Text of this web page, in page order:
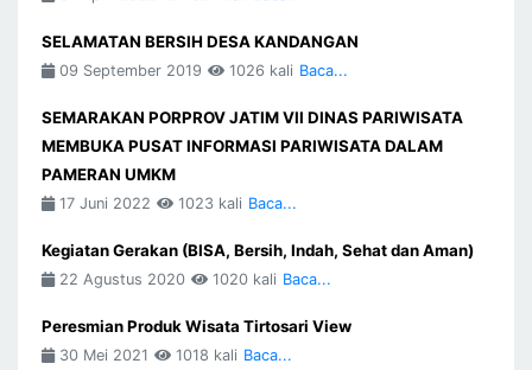
SELAMATAN BERSIH DESA KANDANGAN
09 September 2019 1026 kali Baca...
SEMARAKAN PORPROV JATIM VII DINAS PARIWISATA
MEMBUKA PUSAT INFORMASI PARIWISATA DALAM
PAMERAN UMKM
17 Juni 2022 1023 kali Baca...
Kegiatan Gerakan (BISA, Bersih, Indah, Sehat dan Aman)
22 Agustus 2020 1020 kali Baca...
Peresmian Produk Wisata Tirtosari View
30 Mei 2021 1018 kali Baca...